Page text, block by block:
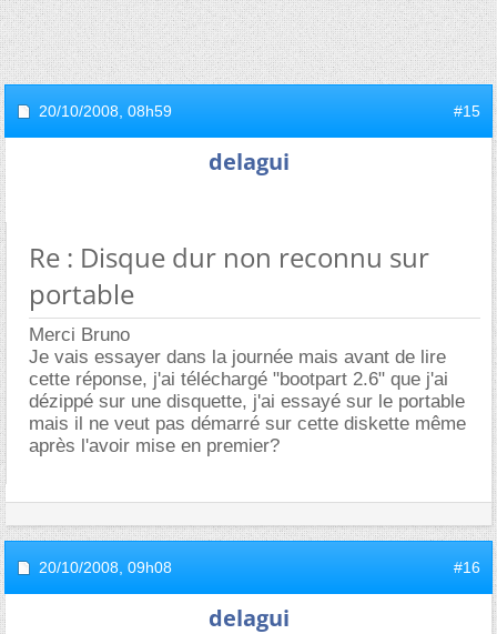
20/10/2008, 08h59 #15
delagui
Re : Disque dur non reconnu sur
portable
Merci Bruno
Je vais essayer dans la journée mais avant de lire
cette réponse, j'ai téléchargé "bootpart 2.6" que j'ai
dézippé sur une disquette, j'ai essayé sur le portable
mais il ne veut pas démarré sur cette diskette même
après l'avoir mise en premier?
20/10/2008, 09h08 #16
delagui